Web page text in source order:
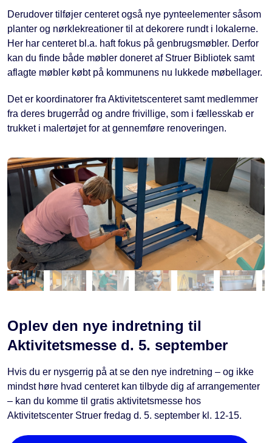
Derudover tilføjer centeret også nye pynteelementer såsom
planter og nørklekreationer til at dekorere rundt i lokalerne.
Her har centeret bl.a. haft fokus på genbrugsmøbler. Derfor
kan du finde både møbler doneret af Struer Bibliotek samt
aflagte møbler købt på kommunens nu lukkede møbellager.
Det er koordinatorer fra Aktivitetscenteret samt medlemmer
fra deres brugerråd og andre frivillige, som i fællesskab er
trukket i malertøjet for at gennemføre renoveringen.
Oplev den nye indretning til
Aktivitetsmesse d. 5. september
Hvis du er nysgerrig på at se den nye indretning – og ikke
mindst høre hvad centeret kan tilbyde dig af arrangementer
– kan du komme til gratis aktivitetsmesse hos
Aktivitetscenter Struer fredag d. 5. september kl. 12-15.